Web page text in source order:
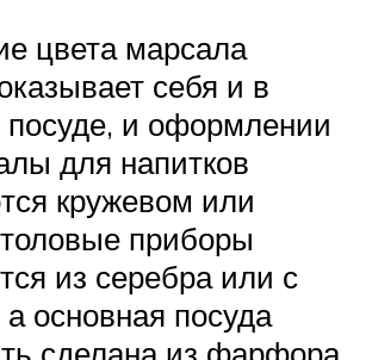
цвета марсала
себя и в
посуде, и оформлении
для напитков
кружевом или
приборы
из серебра или с
а основная посуда